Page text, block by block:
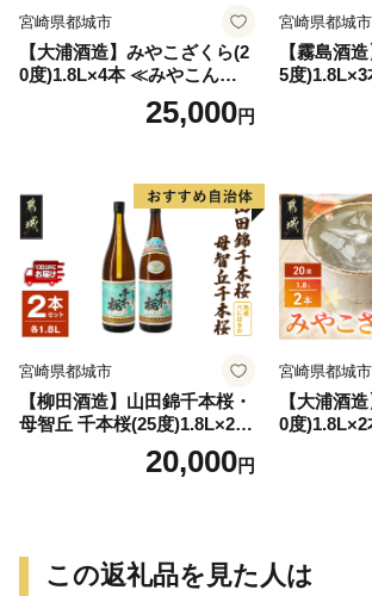
宮崎県都城市
【大浦酒造】みやこざくら(2
0度)1.8L×4本 ≪みやこんじょ
特急便≫_AD-077125,000円
宮崎県都城市
【霧島酒
5度)1.8L×3
特急便
宮崎県都城市
【柳田酒造】山田錦千本桜・
母智丘 千本桜(25度)1.8L×2本
≪みやこんじょ特急便≫_AC
20,000円
宮崎県都城市
【大浦酒
0度)1.8L×2
特急便
この返礼品を見た人は